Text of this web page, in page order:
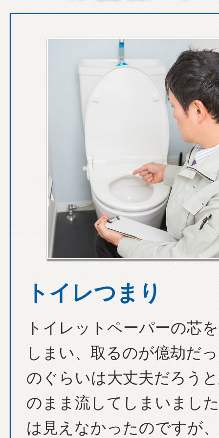
トイレつまり
トイレットペーパーの芯
しまい、取るのが億劫だ
のぐらいは大丈夫だろう
のまま流してしまいまし
は見えなかったのですが